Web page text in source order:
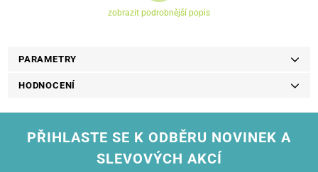
zobrazit podrobnější popis
PARAMETRY
HODNOCENÍ
PŘIHLASTE SE K ODBĚRU NOVINEK A
SLEVOVÝCH AKCÍ